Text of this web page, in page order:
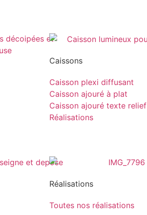
Caissons
Caisson plexi diffusant
Caisson ajouré à plat
Caisson ajouré texte relief
Réalisations
Réalisations
Toutes nos réalisations